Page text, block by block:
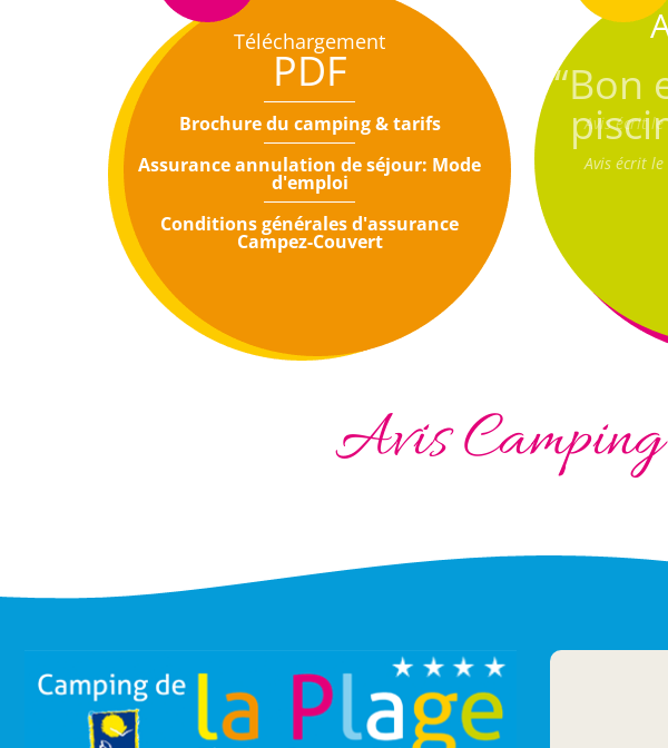
Téléchargement
PDF
Brochure du camping & tarifs
Assurance annulation de séjour: Mode
d'emploi
Conditions générales d'assurance
Campez-Couvert
“Bon
Avis écrit
Avis